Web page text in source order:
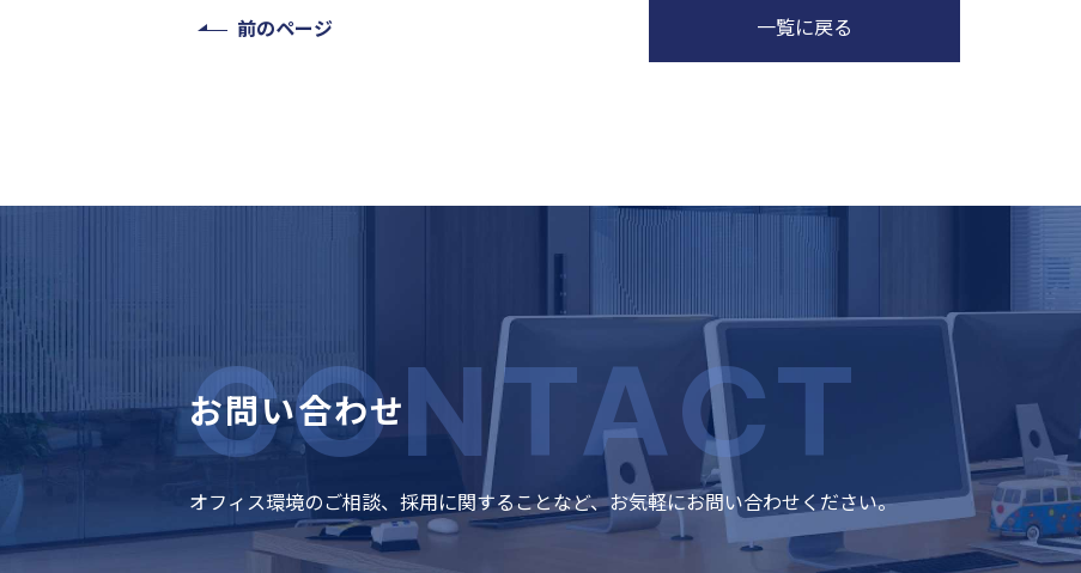
前のページ 一覧に戻る
お問い合わせ
CONTACT
オフィス環境のご相談、採用に関することなど、お気軽にお問い合わせください。